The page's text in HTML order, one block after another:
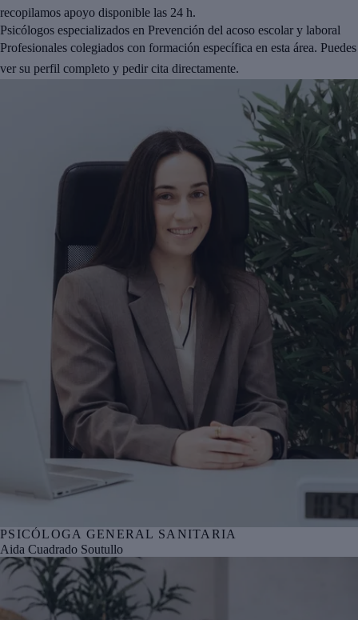
recopilamos apoyo disponible las 24 h.
Psicólogos especializados en Prevención del acoso escolar y laboral
Profesionales colegiados con formación específica en esta área. Puedes
ver su perfil completo y pedir cita directamente.
Nº col. COPBI BI05076
PSICÓLOGA GENERAL SANITARIA
Aida Cuadrado Soutullo